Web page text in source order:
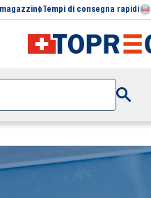
Tempi di consegna rapidi